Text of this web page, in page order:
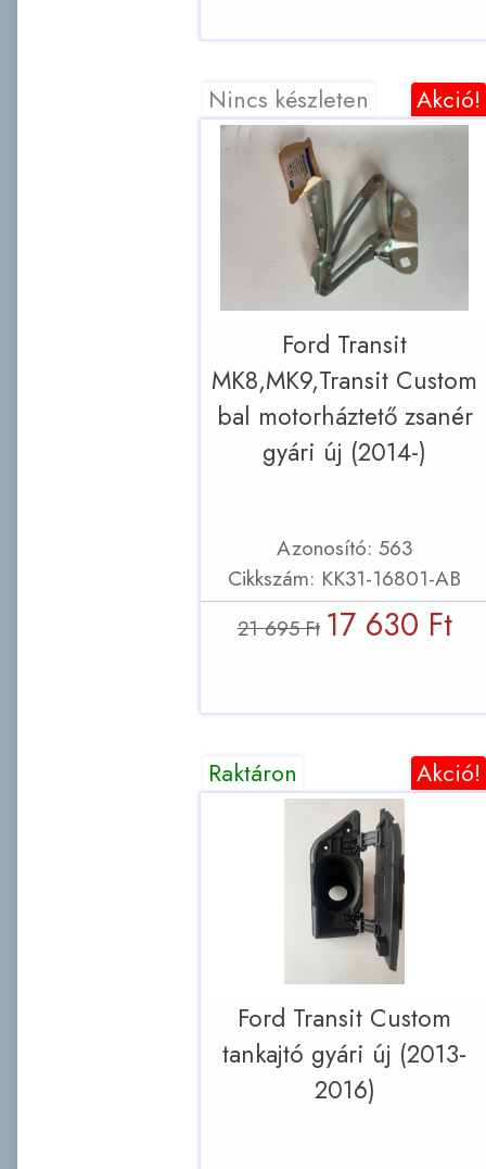
Akció!
Nincs készleten
Ford Transit
MK8,MK9,Transit Custom
bal motorháztető zsanér
gyári új (2014-)
Azonosító: 563
Cikkszám: KK31-16801-AB
21 695 Ft 17 630 Ft
Akció!
Raktáron
Ford Transit Custom
tankajtó gyári új (2013-
2016)